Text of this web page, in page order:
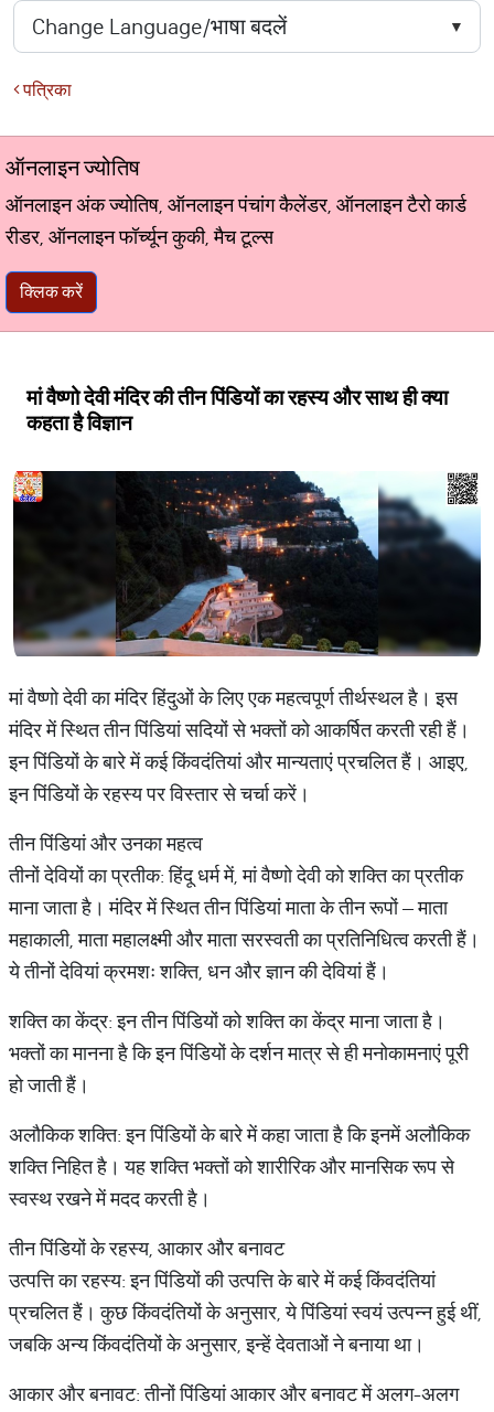
पत्रिका
ऑनलाइन ज्योतिष
ऑनलाइन अंक ज्योतिष, ऑनलाइन पंचांग कैलेंडर, ऑनलाइन टैरो कार्ड
रीडर, ऑनलाइन फॉर्च्यून कुकी, मैच टूल्स
क्लिक करें
मां वैष्णो देवी मंदिर की तीन पिंडियों का रहस्य और साथ ही क्या
कहता है विज्ञान
मां वैष्णो देवी का मंदिर हिंदुओं के लिए एक महत्वपूर्ण तीर्थस्थल है। इस
मंदिर में स्थित तीन पिंडियां सदियों से भक्तों को आकर्षित करती रही हैं।
इन पिंडियों के बारे में कई किंवदंतियां और मान्यताएं प्रचलित हैं। आइए,
इन पिंडियों के रहस्य पर विस्तार से चर्चा करें।
तीन पिंडियां और उनका महत्व
तीनों देवियों का प्रतीक: हिंदू धर्म में, मां वैष्णो देवी को शक्ति का प्रतीक
माना जाता है। मंदिर में स्थित तीन पिंडियां माता के तीन रूपों – माता
महाकाली, माता महालक्ष्मी और माता सरस्वती का प्रतिनिधित्व करती हैं।
ये तीनों देवियां क्रमशः शक्ति, धन और ज्ञान की देवियां हैं।
शक्ति का केंद्र: इन तीन पिंडियों को शक्ति का केंद्र माना जाता है।
भक्तों का मानना है कि इन पिंडियों के दर्शन मात्र से ही मनोकामनाएं पूरी
हो जाती हैं।
अलौकिक शक्ति: इन पिंडियों के बारे में कहा जाता है कि इनमें अलौकिक
शक्ति निहित है। यह शक्ति भक्तों को शारीरिक और मानसिक रूप से
स्वस्थ रखने में मदद करती है।
तीन पिंडियों के रहस्य, आकार और बनावट
उत्पत्ति का रहस्य: इन पिंडियों की उत्पत्ति के बारे में कई किंवदंतियां
प्रचलित हैं। कुछ किंवदंतियों के अनुसार, ये पिंडियां स्वयं उत्पन्न हुई थीं,
जबकि अन्य किंवदंतियों के अनुसार, इन्हें देवताओं ने बनाया था।
आकार और बनावट: तीनों पिंडियां आकार और बनावट में अलग-अलग